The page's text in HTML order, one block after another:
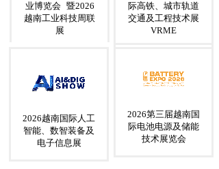
际高铁、城市轨道
交通及工程技术展
VRME
业博览会 暨2026
越南工业科技周联
展
2026第三届越南国
际电池电源及储能
技术展览会
2026越南国际人工
智能、数智装备及
电子信息展